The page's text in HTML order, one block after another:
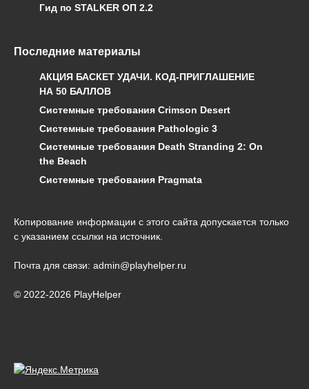
Гид по STALKER ОП 2.2
Последние материалы
АКЦИЯ БАСКЕТ УДАЧИ. КОД-ПРИГЛАШЕНИЕ
НА 50 БАЛЛОВ
Системные требования Crimson Desert
Системные требования Pathologic 3
Системные требования Death Stranding 2: On
the Beach
Системные требования Pragmata
Копирование информации с этого сайта допускается только
с указанием ссылки на источник.
Почта для связи: admin@playhelper.ru
© 2022-2026 PlayHelper